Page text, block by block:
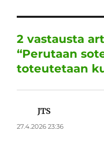
o
k
I
2 vastausta
“Perutaan
toteutetaan
JTS
27.4.2026 23:36